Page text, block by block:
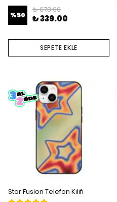
%50
₺ 678.00
₺ 339.00
SEPETE EKLE
Star Fusion Telefon Kılıfı